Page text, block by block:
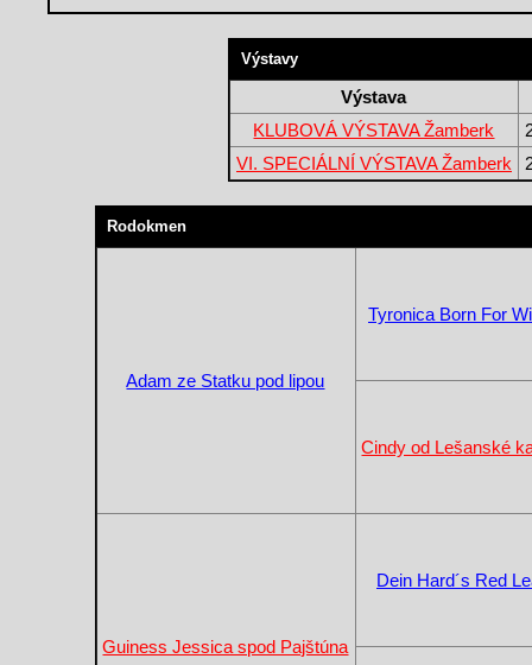
Výstavy
Výstava
KLUBOVÁ VÝSTAVA Žamberk
VI. SPECIÁLNÍ VÝSTAVA Žamberk
Rodokmen
Adam ze Statku pod lipou
Tyronica Born For
Cindy od Lešanské
Guiness Jessica spod Pajštúna
Dein Hard´s Red